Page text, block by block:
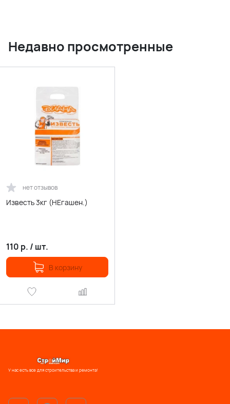
Недавно просмотренные
нет отзывов
Известь 3кг (НЕгашен.)
110 р. / шт.
В корзину
У нас есть все для строительства и ремонта!